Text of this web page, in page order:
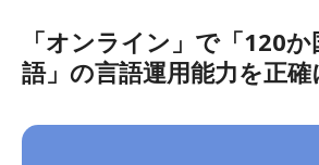
「オンライン」で「120
語」の言語運用能力を正確